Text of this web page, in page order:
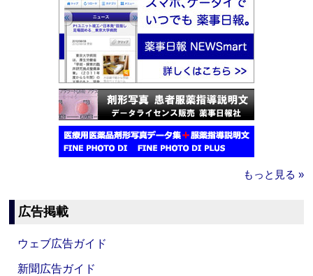
もっと見る »
広告掲載
ウェブ広告ガイド
新聞広告ガイド